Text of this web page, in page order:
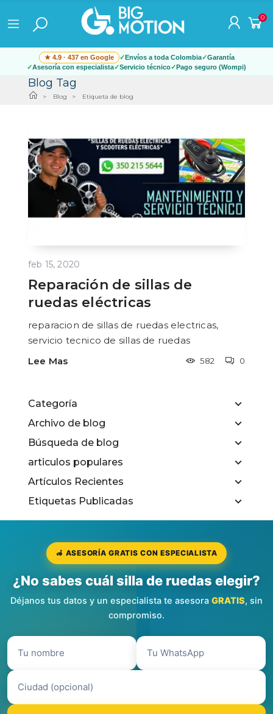
0
★ 4.9 · 437 en Google Envíos a toda Colombia
Garantía
Asesoría con especialista
Servicio técnico Pago seguro (Wompi)
Blog Tag
Blog Etiqueta de blog
feb 15, 2020
Reparación de sillas de
ruedas eléctricas
reparacion de sillas de ruedas electricas,
servicio tecnico de sillas de ruedas
Lee Mas
582 0
Categoría
Archivo de blog
Búsqueda de blog
articulos populares
Artículos Recientes
Etiquetas Publicadas
🦽 ASESORÍA GRATIS CON ESPECIALISTA
¿No sabes cuál silla de ruedas elegir?
Déjanos tus datos y un especialista te asesora GRATIS, sin
compromiso.